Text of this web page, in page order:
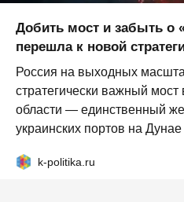
Добить мост и забыть о
перешла к новой
Россия на выходных
стратегически важный мост
области — единственный
украинских портов на Дунае
k-politika.ru